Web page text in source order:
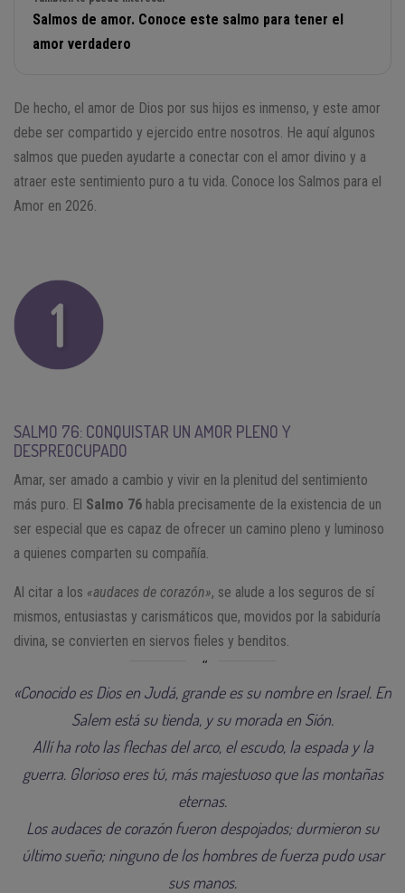
Salmos de amor. Conoce este salmo para tener el
amor verdadero
De hecho, el amor de Dios por sus hijos es inmenso, y este amor
debe ser compartido y ejercido entre nosotros. He aquí algunos
salmos que pueden ayudarte a conectar con el amor divino y a
atraer este sentimiento puro a tu vida. Conoce los Salmos para el
Amor en 2026.
SALMO 76: CONQUISTAR UN AMOR PLENO Y
DESPREOCUPADO
Amar, ser amado a cambio y vivir en la plenitud del sentimiento
más puro. El Salmo 76 habla precisamente de la existencia de un
ser especial que es capaz de ofrecer un camino pleno y luminoso
a quienes comparten su compañía.
Al citar a los «audaces de corazón», se alude a los seguros de sí
mismos, entusiastas y carismáticos que, movidos por la sabiduría
divina, se convierten en siervos fieles y benditos.
«Conocido es Dios en Judá, grande es su nombre en Israel. En
Salem está su tienda, y su morada en Sión.
Allí ha roto las flechas del arco, el escudo, la espada y la
guerra. Glorioso eres tú, más majestuoso que las montañas
eternas.
Los audaces de corazón fueron despojados; durmieron su
último sueño; ninguno de los hombres de fuerza pudo usar
sus manos.